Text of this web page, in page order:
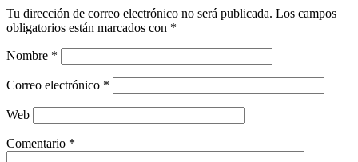
Tu dirección de correo electrónico no será publicada. Los campos
obligatorios están marcados con *
Nombre *
Correo electrónico *
Web
Comentario *